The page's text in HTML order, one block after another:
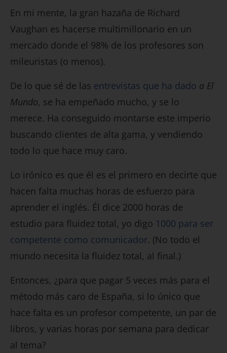
En mi mente, la gran hazaña de Richard
Vaughan es hacerse multimillonario en un
mercado donde el 98% de los profesores son
mileuristas (o menos).
De lo que sé de las entrevistas que ha dado a El
Mundo, se ha empeñado mucho, y se lo
merece. Ha conseguido montarse este imperio
buscando clientes de alta gama, y vendiendo
todo lo que hace muy caro.
Lo irónico es que él es el primero en decirte que
hacen falta muchas horas de esfuerzo para
aprender el inglés. Él dice 2000 horas de
estudio para fluidez total, yo digo 1000 para ser
competente como comunicador. (No todo el
mundo necesita la fluidez total, al final.)
Entonces, ¿para que pagar 5 veces más para el
método más caro de España, si lo único que
hace falta es un profesor competente, un par de
libros, y varias horas por semana para dedicar
al tema?